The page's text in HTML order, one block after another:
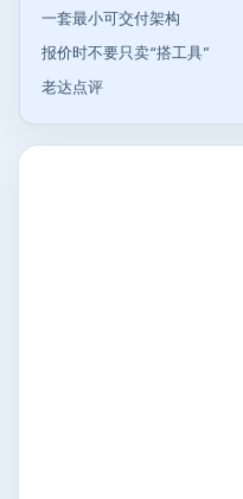
一套最小可交付架构
报价时不要只卖“搭工具”
老达点评